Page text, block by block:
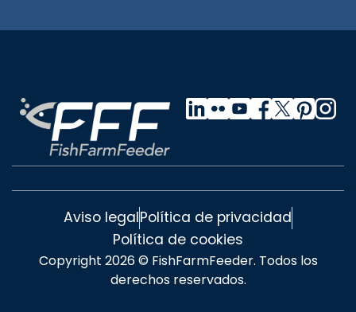
Aviso legalPolítica de privacidad
Política de cookies
Copyright 2026 © FishFarmFeeder. Todos los
derechos reservados.